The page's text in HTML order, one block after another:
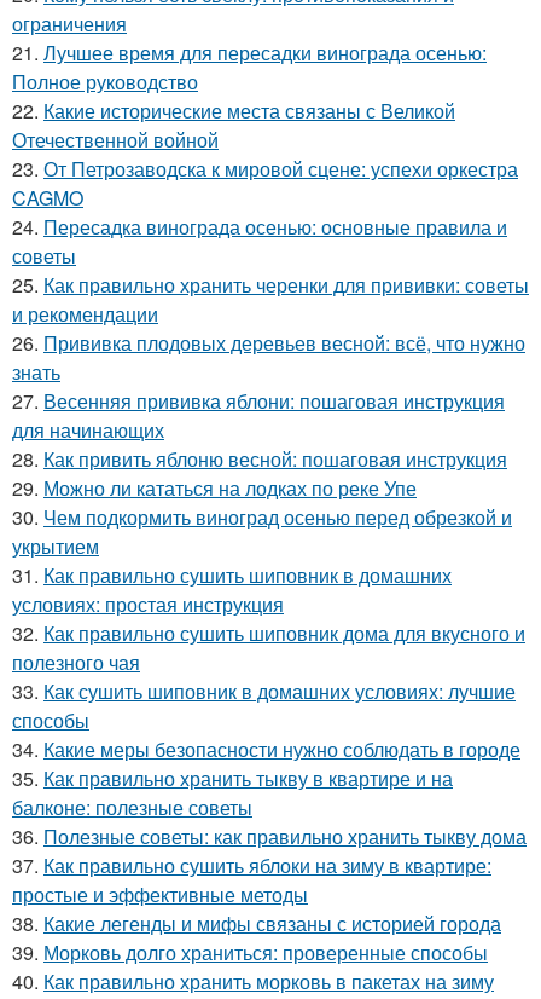
ограничения
21. Лучшее время для пересадки винограда осенью:
Полное руководство
22. Какие исторические места связаны с Великой
Отечественной войной
23. От Петрозаводска к мировой сцене: успехи оркестра
CAGMO
24. Пересадка винограда осенью: основные правила и
советы
25. Как правильно хранить черенки для прививки: советы
и рекомендации
26. Прививка плодовых деревьев весной: всё, что нужно
знать
27. Весенняя прививка яблони: пошаговая инструкция
для начинающих
28. Как привить яблоню весной: пошаговая инструкция
29. Можно ли кататься на лодках по реке Упе
30. Чем подкормить виноград осенью перед обрезкой и
укрытием
31. Как правильно сушить шиповник в домашних
условиях: простая инструкция
32. Как правильно сушить шиповник дома для вкусного и
полезного чая
33. Как сушить шиповник в домашних условиях: лучшие
способы
34. Какие меры безопасности нужно соблюдать в городе
35. Как правильно хранить тыкву в квартире и на
балконе: полезные советы
36. Полезные советы: как правильно хранить тыкву дома
37. Как правильно сушить яблоки на зиму в квартире:
простые и эффективные методы
38. Какие легенды и мифы связаны с историей города
39. Морковь долго храниться: проверенные способы
40. Как правильно хранить морковь в пакетах на зиму